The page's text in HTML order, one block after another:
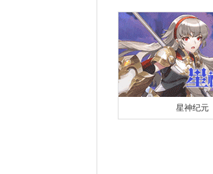
星神纪元